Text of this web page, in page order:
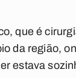
que é
da região,
estava